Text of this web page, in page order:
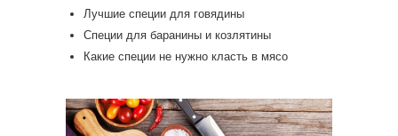
Лучшие специи для говядины
Специи для баранины и козлятины
Какие специи не нужно класть в мясо